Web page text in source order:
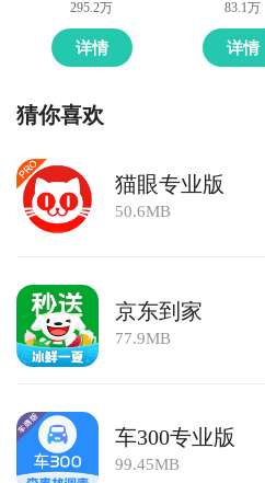
295.2万
详情
83.1万
详情
猜你喜欢
猫眼专业版
50.6MB
京东到家
77.9MB
车300专业版
99.45MB